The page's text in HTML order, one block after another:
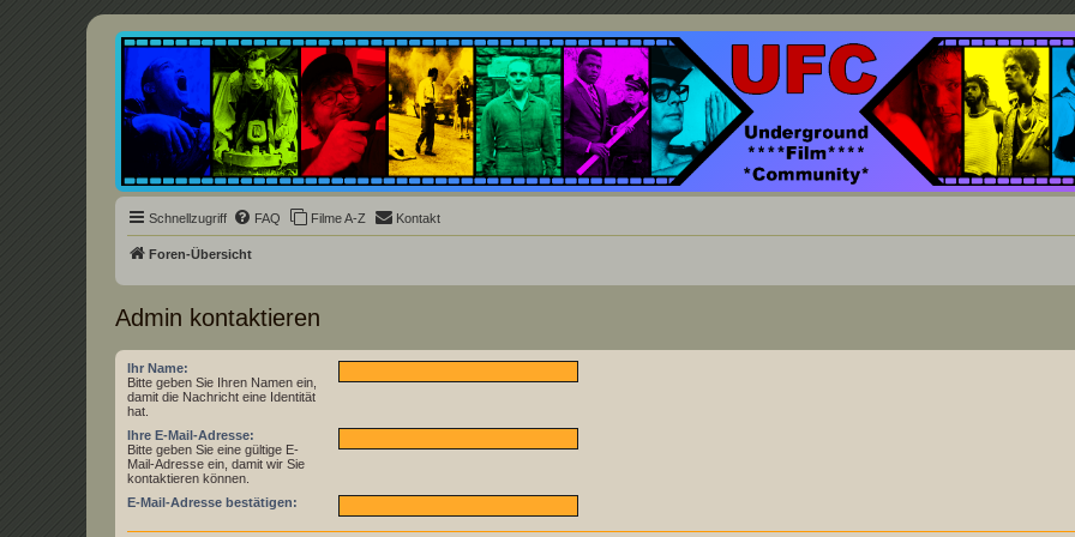
Underground Film Community
Die Underground Film Community ist ein deutschsprachiges Filmforum und ein Paradies für Cineasten und Filmsüchtige jenseits des Mainstreams.
Schnellzugriff FAQ Filme A-Z Kontakt
Foren-Übersicht
Admin kontaktieren
Ihr Name:
Bitte geben Sie Ihren Namen ein,
damit die Nachricht eine Identität
hat.
Ihre E-Mail-Adresse:
Bitte geben Sie eine gültige E-
Mail-Adresse ein, damit wir Sie
kontaktieren können.
E-Mail-Adresse bestätigen: